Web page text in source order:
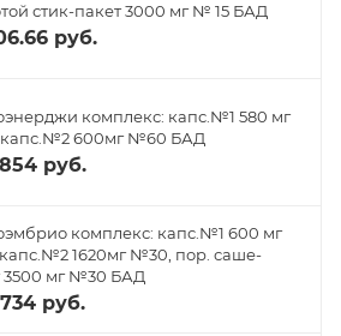
стик-пакет 3000 мг № 15 БАД
руб.
комплекс: капс.№1 580 мг
600мг №60 БАД
руб.
комплекс: капс.№1 600 мг
1620мг №30, пор. саше-
3500 мг №30 БАД
руб.